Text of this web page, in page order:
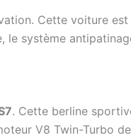
Cette voiture
le système
. Cette berline
V8 Twin-Turbo de